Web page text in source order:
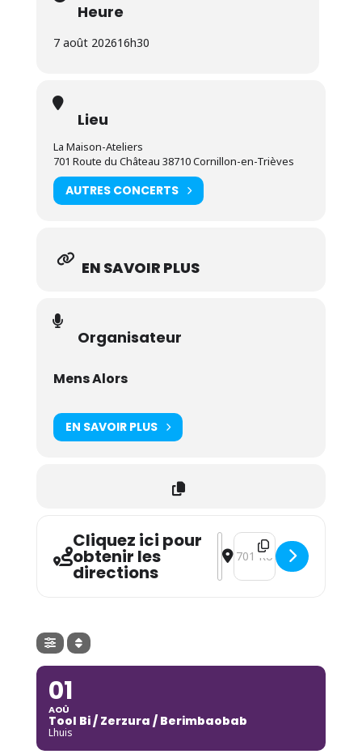
Heure
7 août 202616h30
Lieu
La Maison-Ateliers
701 Route du Château 38710 Cornillon-en-Trièves
AUTRES CONCERTS
EN SAVOIR PLUS
Organisateur
Mens Alors
EN SAVOIR PLUS
Cliquez ici pour
obtenir les
directions
Address - Madeleine
Destination Address -
01
AOÛ
Tool Bi / Zerzura / Berimbaobab
Lhuis